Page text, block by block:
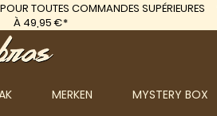
MERKEN MYSTERY BOX
TOUTES COMMANDES SUPÉRIEURES
À 49,95 €*